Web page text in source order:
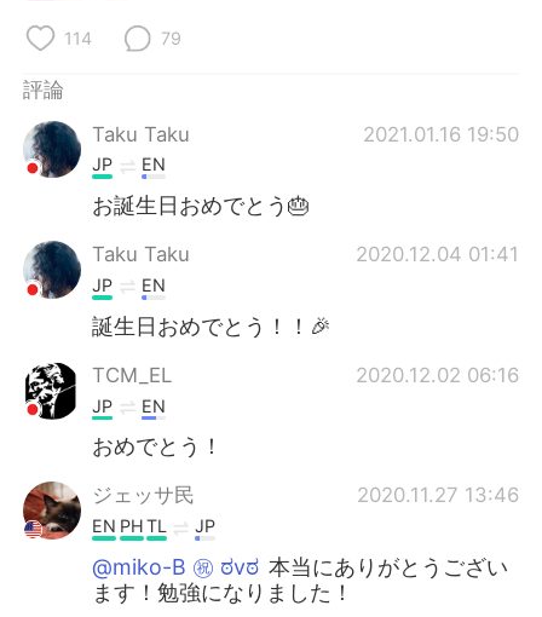
114 79
評論
Taku Taku
2021.01.16 19:50
JP EN
お誕生日おめでとう🎂
Taku Taku 2020.12.04 01:41
JP EN
誕生日おめでとう！！🎉
TCM_EL 2020.12.02 06:16
JP EN
おめでとう！
ジェッサ民 2020.11.27 13:46
EN PHTL JP
@miko-B ㊗️ ಠvಠ 本当にありがとうござい
ます！勉強になりました！